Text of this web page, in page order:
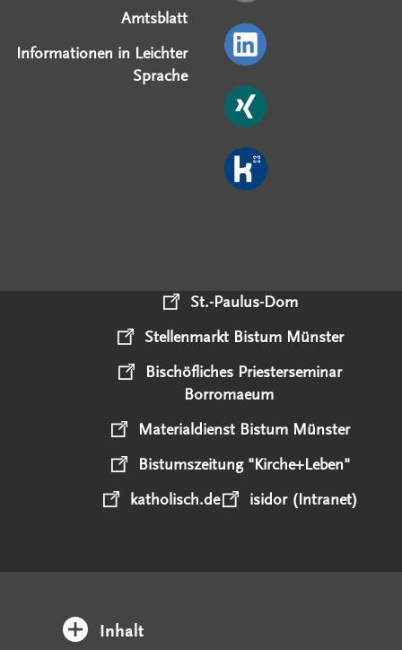
Amtsblatt
Informationen in Leichter
Sprache
St.-Paulus-Dom
Stellenmarkt Bistum Münster
Bischöfliches Priesterseminar
Borromaeum
Materialdienst Bistum Münster
Bistumszeitung "Kirche+Leben"
katholisch.de
isidor (Intranet)
Inhalt